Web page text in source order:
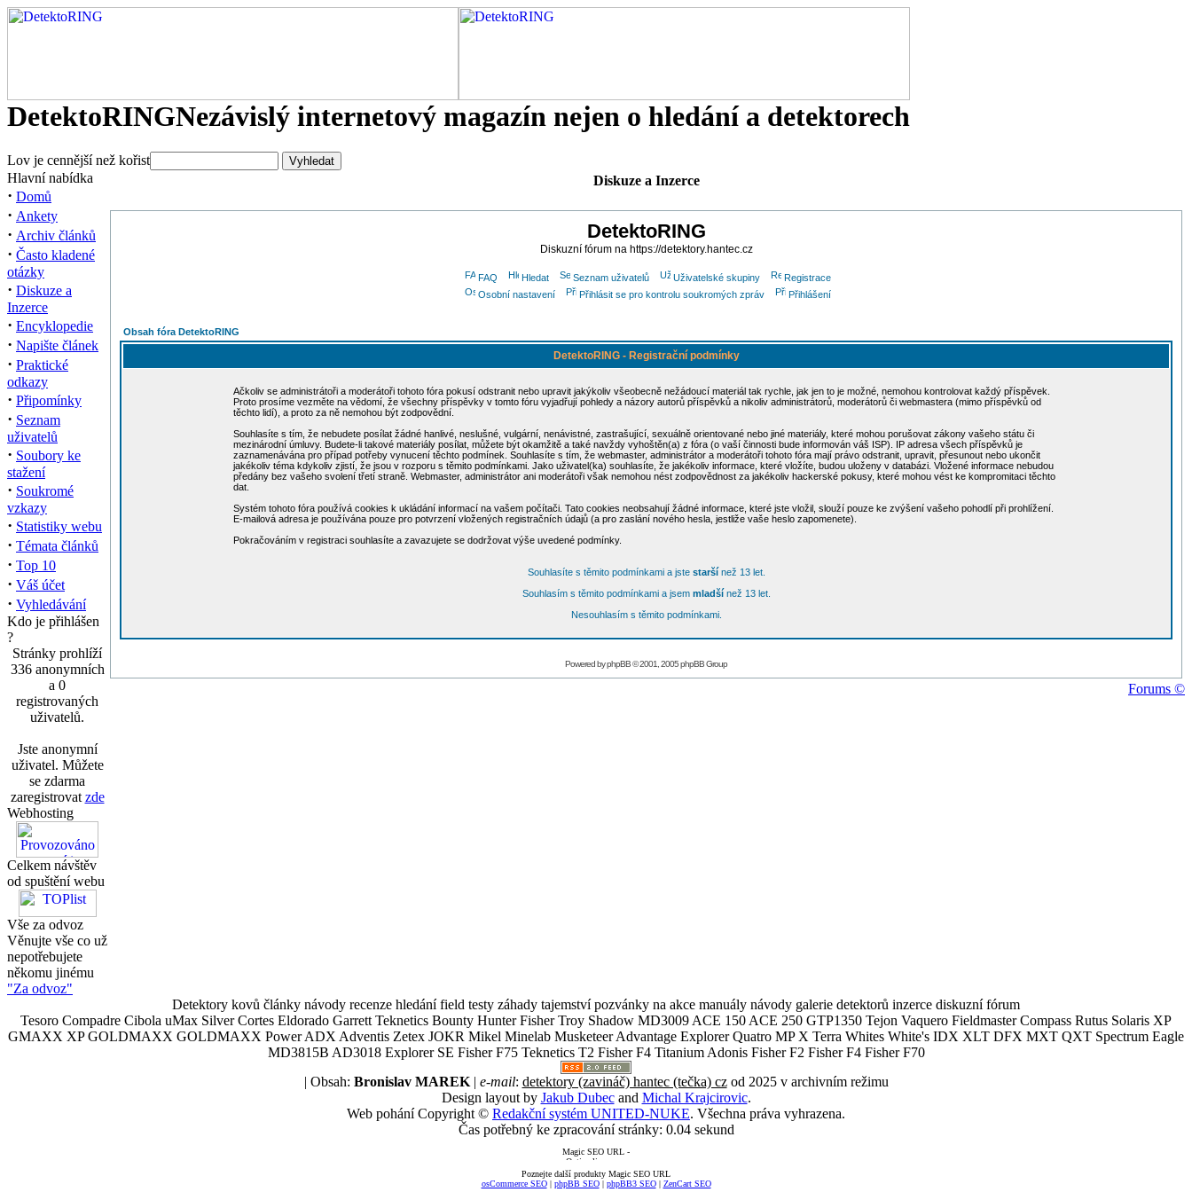
DetektoRINGNezávislý internetový magazín nejen o hledání a detektorech
Lov je cennější než kořist
Hlavní nabídka
· Domů
· Ankety
· Archiv článků
· Často kladené
otázky
· Diskuze a
Inzerce
· Encyklopedie
· Napište článek
· Praktické
odkazy
· Připomínky
· Seznam
uživatelů
· Soubory ke
stažení
· Soukromé
vzkazy
· Statistiky webu
· Témata článků
· Top 10
· Váš účet
· Vyhledávání
Kdo je přihlášen
?
Stránky prohlíží
336 anonymních
a 0
registrovaných
uživatelů.
Jste anonymní
uživatel. Můžete
se zdarma
zaregistrovat zde
Webhosting
Celkem návštěv
od spuštění webu
Vše za odvoz
Věnujte vše co už
nepotřebujete
někomu jinému
"Za odvoz"
Diskuze a Inzerce
DetektoRING
Diskuzní fórum na https://detektory.hantec.cz
FAQ Hledat Seznam uživatelů Uživatelské skupiny
Registrace
Osobní nastavení
Přihlásit se pro kontrolu soukromých zpráv Přihlášení
Obsah fóra DetektoRING
DetektoRING - Registrační podmínky
Ačkoliv se administrátoři a moderátoři tohoto fóra pokusí odstranit nebo upravit jakýkoliv všeobecně nežádoucí materiál tak rychle, jak jen to je možné, nemohou kontrolovat každý příspěvek.
Proto prosíme vezměte na vědomí, že všechny příspěvky v tomto fóru vyjadřují pohledy a názory autorů příspěvků a nikoliv administrátorů, moderátorů či webmastera (mimo příspěvků od
těchto lidí), a proto za ně nemohou být zodpovědní.
Souhlasíte s tím, že nebudete posílat žádné hanlivé, neslušné, vulgární, nenávistné, zastrašující, sexuálně orientované nebo jiné materiály, které mohou porušovat zákony vašeho státu či
mezinárodní úmluvy. Budete-li takové materiály posílat, můžete být okamžitě a také navždy vyhoštěn(a) z fóra (o vaší činnosti bude informován váš ISP). IP adresa všech příspěvků je
zaznamenávána pro případ potřeby vynucení těchto podmínek. Souhlasíte s tím, že webmaster, administrátor a moderátoři tohoto fóra mají právo odstranit, upravit, přesunout nebo ukončit
jakékoliv téma kdykoliv zjistí, že jsou v rozporu s těmito podmínkami. Jako uživatel(ka) souhlasíte, že jakékoliv informace, které vložíte, budou uloženy v databázi. Vložené informace nebudou
předány bez vašeho svolení třetí straně. Webmaster, administrátor ani moderátoři však nemohou nést zodpovědnost za jakékoliv hackerské pokusy, které mohou vést ke kompromitaci těchto
dat.
Systém tohoto fóra používá cookies k ukládání informací na vašem počítači. Tato cookies neobsahují žádné informace, které jste vložil, slouží pouze ke zvýšení vašeho pohodlí při prohlížení.
E-mailová adresa je používána pouze pro potvrzení vložených registračních údajů (a pro zaslání nového hesla, jestliže vaše heslo zapomenete).
Pokračováním v registraci souhlasíte a zavazujete se dodržovat výše uvedené podmínky.
Souhlasíte s těmito podmínkami a jste staršínež 13 let.
Souhlasím s těmito podmínkami a jsem mladšínež 13 let.
Nesouhlasím s těmito podmínkami.
Powered byphpBB© 2001, 2005 phpBB Group
Forums ©
Detektory kovů články návody recenze hledání field testy záhady tajemství pozvánky na akce manuály návody galerie detektorů inzerce diskuzní fórum
Tesoro Compadre Cibola uMax Silver Cortes Eldorado Garrett Teknetics Bounty Hunter Fisher Troy Shadow MD3009 ACE 150 ACE 250 GTP1350 Tejon Vaquero Fieldmaster Compass Rutus Solaris XP
GMAXX XP GOLDMAXX GOLDMAXX Power ADX Adventis Zetex JOKR Mikel Minelab Musketeer Advantage Explorer Quatro MP X Terra Whites White's IDX XLT DFX MXT QXT Spectrum Eagle
MD3815B AD3018 Explorer SE Fisher F75 Teknetics T2 Fisher F4 Titanium Adonis Fisher F2 Fisher F4 Fisher F70
| Obsah: Bronislav MAREK| e-mail: detektory (zavináč) hantec (tečka) czod 2025 v archivním režimu
Design layout by Jakub Dubecand Michal Krajcirovic.
Web pohání Copyright © Redakční systém UNITED-NUKE. Všechna práva vyhrazena.
Čas potřebný ke zpracování stránky: 0.04 sekund
Poznejte další produkty Magic SEO URL
osCommerce SEO| phpBB SEO| phpBB3 SEO| ZenCart SEO